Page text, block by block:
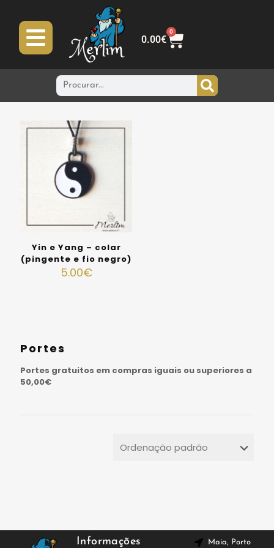
0.00€
0
Yin e Yang – colar
(pingente e fio negro)
5.00€
Portes
Portes gratuitos em compras iguais ou superiores a
50,00€
Informações Maia, Porto